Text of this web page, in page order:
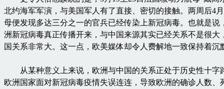
北约海军军演，与美国军人有了直接、密切的接触。两周后4
母便发现多达三分之一的官兵已经传染上新冠病毒。也就是说
洲新冠病毒真正传播开来，与中国来源其实已经关系不是很大
国关系非常大。这一点，欧美媒体却令人费解地一致保持着沉
从某种意义上来说，欧洲与中国的关系正处于历史性十字
欧洲国家面对新冠病毒疫情失误连连，导致欧洲的确诊人数、